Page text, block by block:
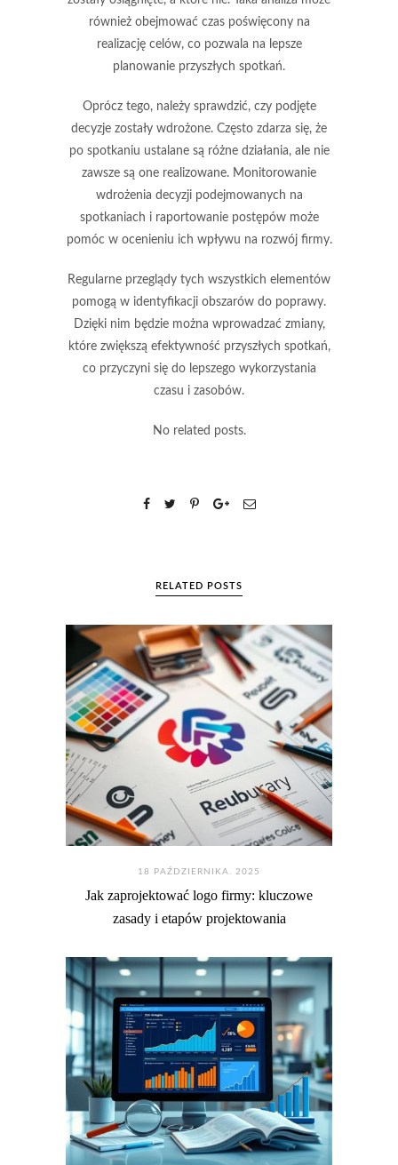
również obejmować czas poświęcony na
realizację celów, co pozwala na lepsze
planowanie przyszłych spotkań.
Oprócz tego, należy sprawdzić, czy podjęte
decyzje zostały wdrożone. Często zdarza się, że
po spotkaniu ustalane są różne działania, ale nie
zawsze są one realizowane. Monitorowanie
wdrożenia decyzji podejmowanych na
spotkaniach i raportowanie postępów może
pomóc w ocenieniu ich wpływu na rozwój firmy.
Regularne przeglądy tych wszystkich elementów
pomogą w identyfikacji obszarów do poprawy.
Dzięki nim będzie można wprowadzać zmiany,
które zwiększą efektywność przyszłych spotkań,
co przyczyni się do lepszego wykorzystania
czasu i zasobów.
No related posts.
RELATED POSTS
18 PAŹDZIERNIKA. 2025
Jak zaprojektować logo firmy: kluczowe
zasady i etapów projektowania